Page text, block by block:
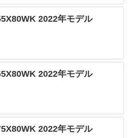
2022年モデル
2022年モデル
2022年モデル